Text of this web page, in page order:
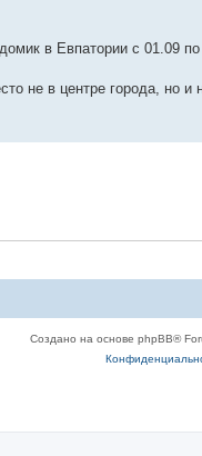
в Евпатории с 01.09
не в центре города, но и
Создано на основе phpBB®